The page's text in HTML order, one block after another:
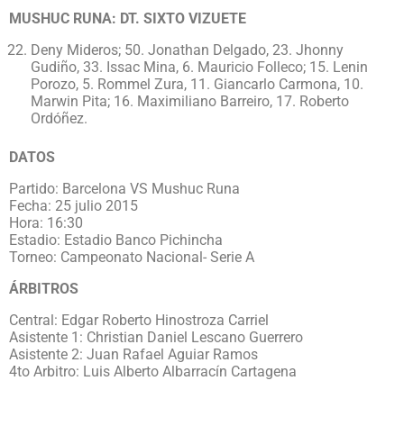
MUSHUC RUNA: DT. SIXTO VIZUETE
Deny Mideros; 50. Jonathan Delgado, 23. Jhonny
Gudiño, 33. Issac Mina, 6. Mauricio Folleco; 15. Lenin
Porozo, 5. Rommel Zura, 11. Giancarlo Carmona, 10.
Marwin Pita; 16. Maximiliano Barreiro, 17. Roberto
Ordóñez.
DATOS
Partido: Barcelona VS Mushuc Runa
Fecha: 25 julio 2015
Hora: 16:30
Estadio: Estadio Banco Pichincha
Torneo: Campeonato Nacional- Serie A
ÁRBITROS
Central: Edgar Roberto Hinostroza Carriel
Asistente 1: Christian Daniel Lescano Guerrero
Asistente 2: Juan Rafael Aguiar Ramos
4to Arbitro: Luis Alberto Albarracín Cartagena